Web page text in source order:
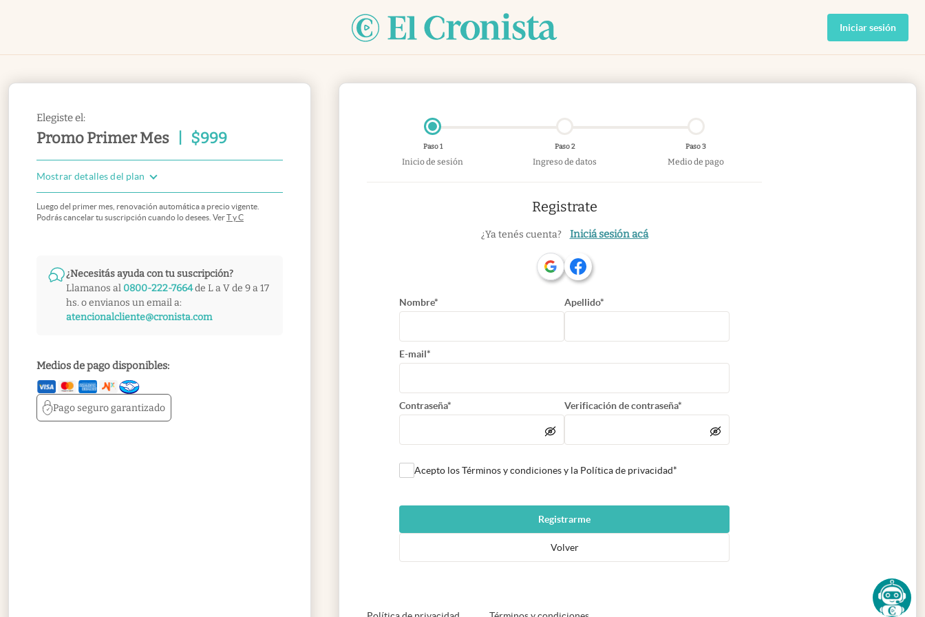
Iniciar sesión
Elegiste el:
Promo Primer Mes $999
Mostrar detalles del plan
Luego del primer mes, renovación automática a precio vigente.
Podrás cancelar tu suscripción cuando lo desees. VerT y C
¿Necesitás ayuda con tu suscripción?
Llamanos al 0800-222-7664de L a V de 9 a 17
hs. o envianos un email a:
atencionalcliente@cronista.com
Medios de pago disponibles:
Pago segurogarantizado
Paso 1
Inicio de sesión
Paso 2
Ingreso de datos
Paso 3
Medio de pago
Registrate
¿Ya tenés cuenta? Iniciá sesión acá
Nombre* Apellido*
E-mail*
Contraseña* Verificación de contraseña*
Acepto los Términos y condiciones y la Política de privacidad*
Registrarme
Volver